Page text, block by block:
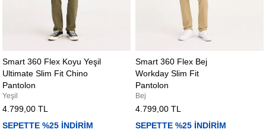
Smart 360 Flex Koyu Yeşil
Ultimate Slim Fit Chino
Pantolon
Yeşil
4.799,00 TL
SEPETTE %25 İNDİRİM
Smart 360 Flex Bej
Workday Slim Fit
Pantolon
Bej
4.799,00 TL
SEPETTE %25 İNDİRİM